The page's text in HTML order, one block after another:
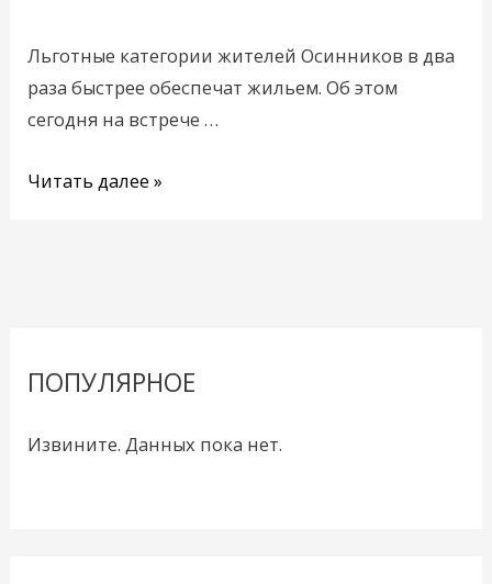
Льготные категории жителей Осинников в два
раза быстрее обеспечат жильем. Об этом
сегодня на встрече …
подготовки
к
300-
Кузбасса
Читать далее »
ПОПУЛЯРНОЕ
Извините. Данных пока нет.